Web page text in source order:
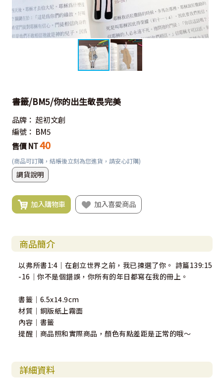
書籤/BM5/你的出生敬畏完美
品牌： 起初文創
編號： BM5
售價 NT40
(商品可訂購，結帳後立刻為您進貨，請安心訂購)
調貨說明
加入購物車 加入喜愛商品
商品簡介
以弗所書1:4｜在創立世界之前，我已揀選了你。 詩篇139:15
-16｜你不是個錯誤，你所有的年日都寫在我的冊上。
書籤｜6.5x14.9cm
材質｜銅版紙上霧面
內容｜書籤
提醒｜商品照和實際商品，顏色有點差距是正常的哦～
詳細資料